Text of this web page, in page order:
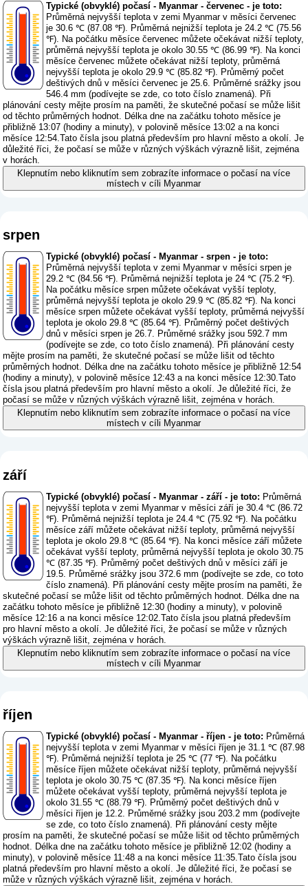
Typické (obvyklé) počasí - Myanmar - červenec - je toto:
Průměrná nejvyšší teplota v zemi Myanmar v měsíci červenec
je 30.6 ℃ (87.08 ℉). Průměrná nejnižší teplota je 24.2 ℃ (75.56
℉). Na počátku měsíce červenec můžete očekávat nižší teploty,
průměrná nejvyšší teplota je okolo 30.55 ℃ (86.99 ℉). Na konci
měsíce červenec můžete očekávat nižší teploty, průměrná
nejvyšší teplota je okolo 29.9 ℃ (85.82 ℉). Průměrný počet
deštivých dnů v měsíci červenec je 25.6. Průměrné srážky jsou
546.4 mm (podívejte se zde, co toto číslo znamená). Při
plánování cesty mějte prosím na paměti, že skutečné počasí se může lišit
od těchto průměrných hodnot. Délka dne na začátku tohoto měsíce je
přibližně 13:07 (hodiny a minuty), v polovině měsíce 13:02 a na konci
měsíce 12:54.Tato čísla jsou platná především pro hlavní město a okolí. Je
důležité říci, že počasí se může v různých výškách výrazně lišit, zejména
v horách.
Klepnutím nebo kliknutím sem zobrazíte informace o počasí na více
místech v cíli Myanmar
srpen
Typické (obvyklé) počasí - Myanmar - srpen - je toto:
Průměrná nejvyšší teplota v zemi Myanmar v měsíci srpen je
29.2 ℃ (84.56 ℉). Průměrná nejnižší teplota je 24 ℃ (75.2 ℉).
Na počátku měsíce srpen můžete očekávat vyšší teploty,
průměrná nejvyšší teplota je okolo 29.9 ℃ (85.82 ℉). Na konci
měsíce srpen můžete očekávat vyšší teploty, průměrná nejvyšší
teplota je okolo 29.8 ℃ (85.64 ℉). Průměrný počet deštivých
dnů v měsíci srpen je 26.7. Průměrné srážky jsou 592.7 mm
(podívejte se zde, co toto číslo znamená). Při plánování cesty
mějte prosím na paměti, že skutečné počasí se může lišit od těchto
průměrných hodnot. Délka dne na začátku tohoto měsíce je přibližně 12:54
(hodiny a minuty), v polovině měsíce 12:43 a na konci měsíce 12:30.Tato
čísla jsou platná především pro hlavní město a okolí. Je důležité říci, že
počasí se může v různých výškách výrazně lišit, zejména v horách.
Klepnutím nebo kliknutím sem zobrazíte informace o počasí na více
místech v cíli Myanmar
září
Typické (obvyklé) počasí - Myanmar - září - je toto: Průměrná
nejvyšší teplota v zemi Myanmar v měsíci září je 30.4 ℃ (86.72
℉). Průměrná nejnižší teplota je 24.4 ℃ (75.92 ℉). Na počátku
měsíce září můžete očekávat nižší teploty, průměrná nejvyšší
teplota je okolo 29.8 ℃ (85.64 ℉). Na konci měsíce září můžete
očekávat vyšší teploty, průměrná nejvyšší teplota je okolo 30.75
℃ (87.35 ℉). Průměrný počet deštivých dnů v měsíci září je
19.5. Průměrné srážky jsou 372.6 mm (podívejte se zde, co toto
číslo znamená). Při plánování cesty mějte prosím na paměti, že
skutečné počasí se může lišit od těchto průměrných hodnot. Délka dne na
začátku tohoto měsíce je přibližně 12:30 (hodiny a minuty), v polovině
měsíce 12:16 a na konci měsíce 12:02.Tato čísla jsou platná především
pro hlavní město a okolí. Je důležité říci, že počasí se může v různých
výškách výrazně lišit, zejména v horách.
Klepnutím nebo kliknutím sem zobrazíte informace o počasí na více
místech v cíli Myanmar
říjen
Typické (obvyklé) počasí - Myanmar - říjen - je toto: Průměrná
nejvyšší teplota v zemi Myanmar v měsíci říjen je 31.1 ℃ (87.98
℉). Průměrná nejnižší teplota je 25 ℃ (77 ℉). Na počátku
měsíce říjen můžete očekávat nižší teploty, průměrná nejvyšší
teplota je okolo 30.75 ℃ (87.35 ℉). Na konci měsíce říjen
můžete očekávat vyšší teploty, průměrná nejvyšší teplota je
okolo 31.55 ℃ (88.79 ℉). Průměrný počet deštivých dnů v
měsíci říjen je 12.2. Průměrné srážky jsou 203.2 mm (podívejte
se zde, co toto číslo znamená). Při plánování cesty mějte
prosím na paměti, že skutečné počasí se může lišit od těchto průměrných
hodnot. Délka dne na začátku tohoto měsíce je přibližně 12:02 (hodiny a
minuty), v polovině měsíce 11:48 a na konci měsíce 11:35.Tato čísla jsou
platná především pro hlavní město a okolí. Je důležité říci, že počasí se
může v různých výškách výrazně lišit, zejména v horách.